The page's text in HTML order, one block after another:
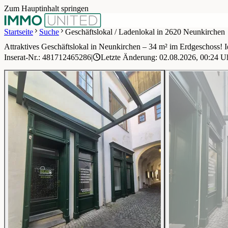
Zum Hauptinhalt springen
Startseite
Suche Geschäftslokal / Ladenlokal in 2620 Neunkirchen
1 / 12
Attraktives Geschäftslokal in Neunkirchen – 34 m² im Erdgeschoss!
Inserat-Nr.: 481712465286| Letzte Änderung: 02.08.2026, 00:24